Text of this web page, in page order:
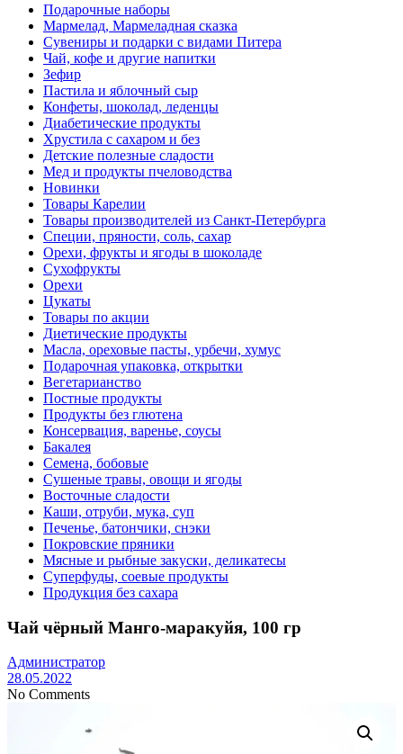
Подарочные наборы
Мармелад, Мармеладная сказка
Сувениры и подарки с видами Питера
Чай, кофе и другие напитки
Зефир
Пастила и яблочный сыр
Конфеты, шоколад, леденцы
Диабетические продукты
Хрустила с сахаром и без
Детские полезные сладости
Мед и продукты пчеловодства
Новинки
Товары Карелии
Товары производителей из Санкт-Петербурга
Специи, пряности, соль, сахар
Орехи, фрукты и ягоды в шоколаде
Сухофрукты
Орехи
Цукаты
Товары по акции
Диетические продукты
Масла, ореховые пасты, урбечи, хумус
Подарочная упаковка, открытки
Вегетарианство
Постные продукты
Продукты без глютена
Консервация, варенье, соусы
Бакалея
Семена, бобовые
Сушеные травы, овощи и ягоды
Восточные сладости
Каши, отруби, мука, суп
Печенье, батончики, снэки
Покровские пряники
Мясные и рыбные закуски, деликатесы
Суперфуды, соевые продукты
Продукция без сахара
Чай чёрный Манго-маракуйя, 100 гр
Администратор
28.05.2022
No Comments